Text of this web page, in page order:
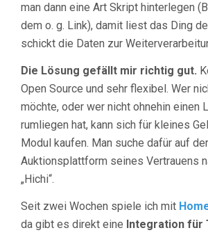
man dann eine Art Skript hinterlegen
dem o. g. Link), damit liest das Ding
schickt die Daten zur
Die Lösung gefällt mir richtig gut.
Open Source und sehr flexibel. Wer
möchte, oder wer nicht ohnehin einen
rumliegen hat, kann sich für kleines
Modul kaufen. Man suche dafür auf der
Auktionsplattform seines Vertrauens
„Hichi“.
Seit zwei Wochen spiele ich mit
da gibt es direkt eine Integration für